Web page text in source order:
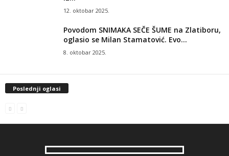
12. oktobar 2025.
Povodom SNIMAKA SEČE ŠUME na Zlatiboru,
oglasio se Milan Stamatović. Evo...
8. oktobar 2025.
Poslednji oglasi